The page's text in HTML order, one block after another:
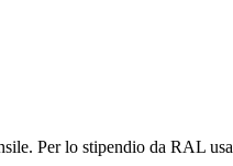
Per lo stipendio da RAL usa